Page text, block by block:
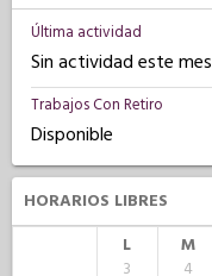
Última actividad
Sin actividad este mes
Trabajos Con Retiro
Disponible
HORARIOS LIBRES
L
3
M
4